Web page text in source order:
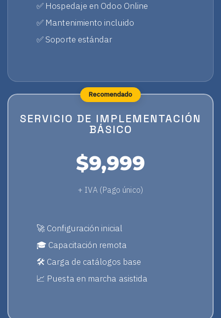
✅ Hospedaje en Odoo Online
✅ Mantenimiento incluido
✅ Soporte estándar
Recomendado
SERVICIO DE IMPLEMENTACIÓN
BÁSICO
$9,999
+ IVA (Pago único)
🚀 Configuración inicial
🎓 Capacitación remota
🛠️ Carga de catálogos base
📈 Puesta en marcha asistida